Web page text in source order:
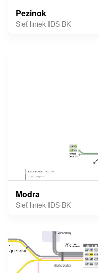
Pezinok
Sieť liniek IDS BK
Modra
Sieť liniek IDS BK